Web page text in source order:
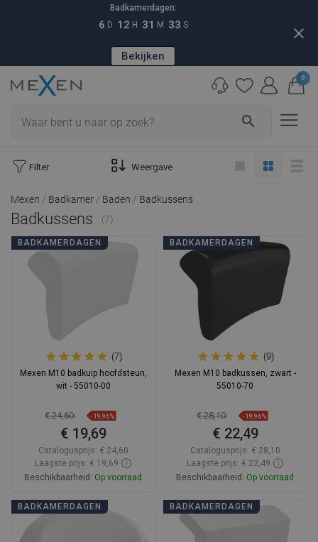
Badkamerdagen:
6 D 12 H 31 M 31 S
Bekijken
close
search
0
Filter Weergave
Mexen Badkamer Baden Badkussens
Badkussens (7)
BADKAMERDAGEN
(7)
Mexen M10 badkuip hoofdsteun,
wit - 55010-00
€ 24,60 -19,96%
€ 19,69
Catalogusprijs: € 24,60
Laagste prijs: € 19,69
Beschikbaarheid: Op voorraad
In winkelwagen
BADKAMERDAGEN
(9)
Mexen M10 badkussen, zwart -
55010-70
€ 28,10 -19,96%
€ 22,49
Catalogusprijs: € 28,10
Laagste prijs: € 22,49
Beschikbaarheid: Op voorraad
In winkelwagen
BADKAMERDAGEN BADKAMERDAGEN